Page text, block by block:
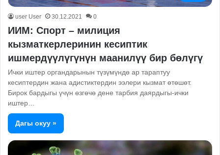
user User 30.12.2021 0
ИИМ: Спорт – милиция
кызматкерлеринин кесиптик
ишмердүүлүгүнүн маанилүү бир бөлүгү
Ички иштер органдарынын түзүмүндө ар тараптуу
кесиптердин жана адистиктердин ээлери кызмат өтөшөт.
Бирок бардыгы үчүн өзгөчө дене тарбия даярдыгы-ички
иштер…
Дагы окуу »